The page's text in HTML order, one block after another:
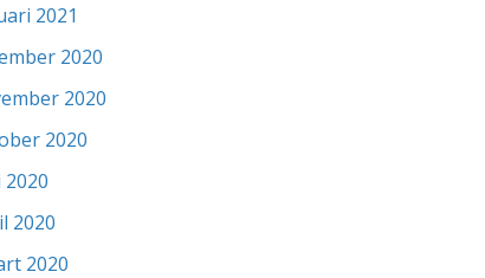
2021
2020
2020
2020
2020
2020